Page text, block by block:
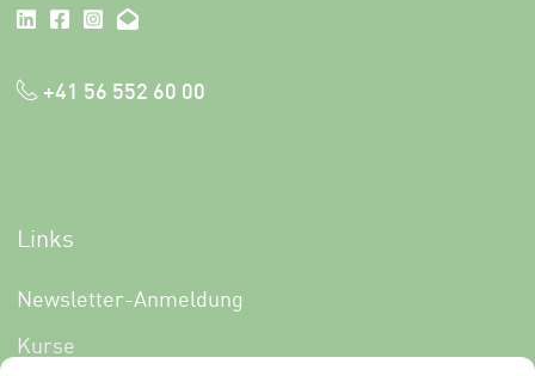
+41 56 552 60 00
Links
Newsletter-Anmeldung
Kurse